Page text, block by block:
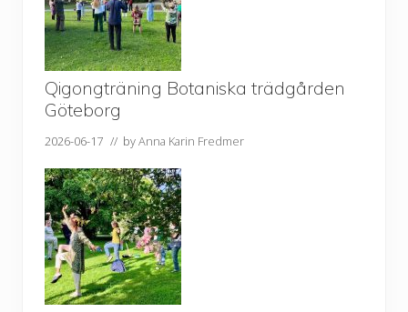
Qigongträning Botaniska trädgården
Göteborg
2026-06-17 // byAnna Karin Fredmer